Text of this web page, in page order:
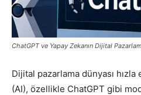
–
ChatGPT ve Yapay Zekanın Dijital
Dijital pazarlama dünyası
(AI), özellikle ChatGPT gibi